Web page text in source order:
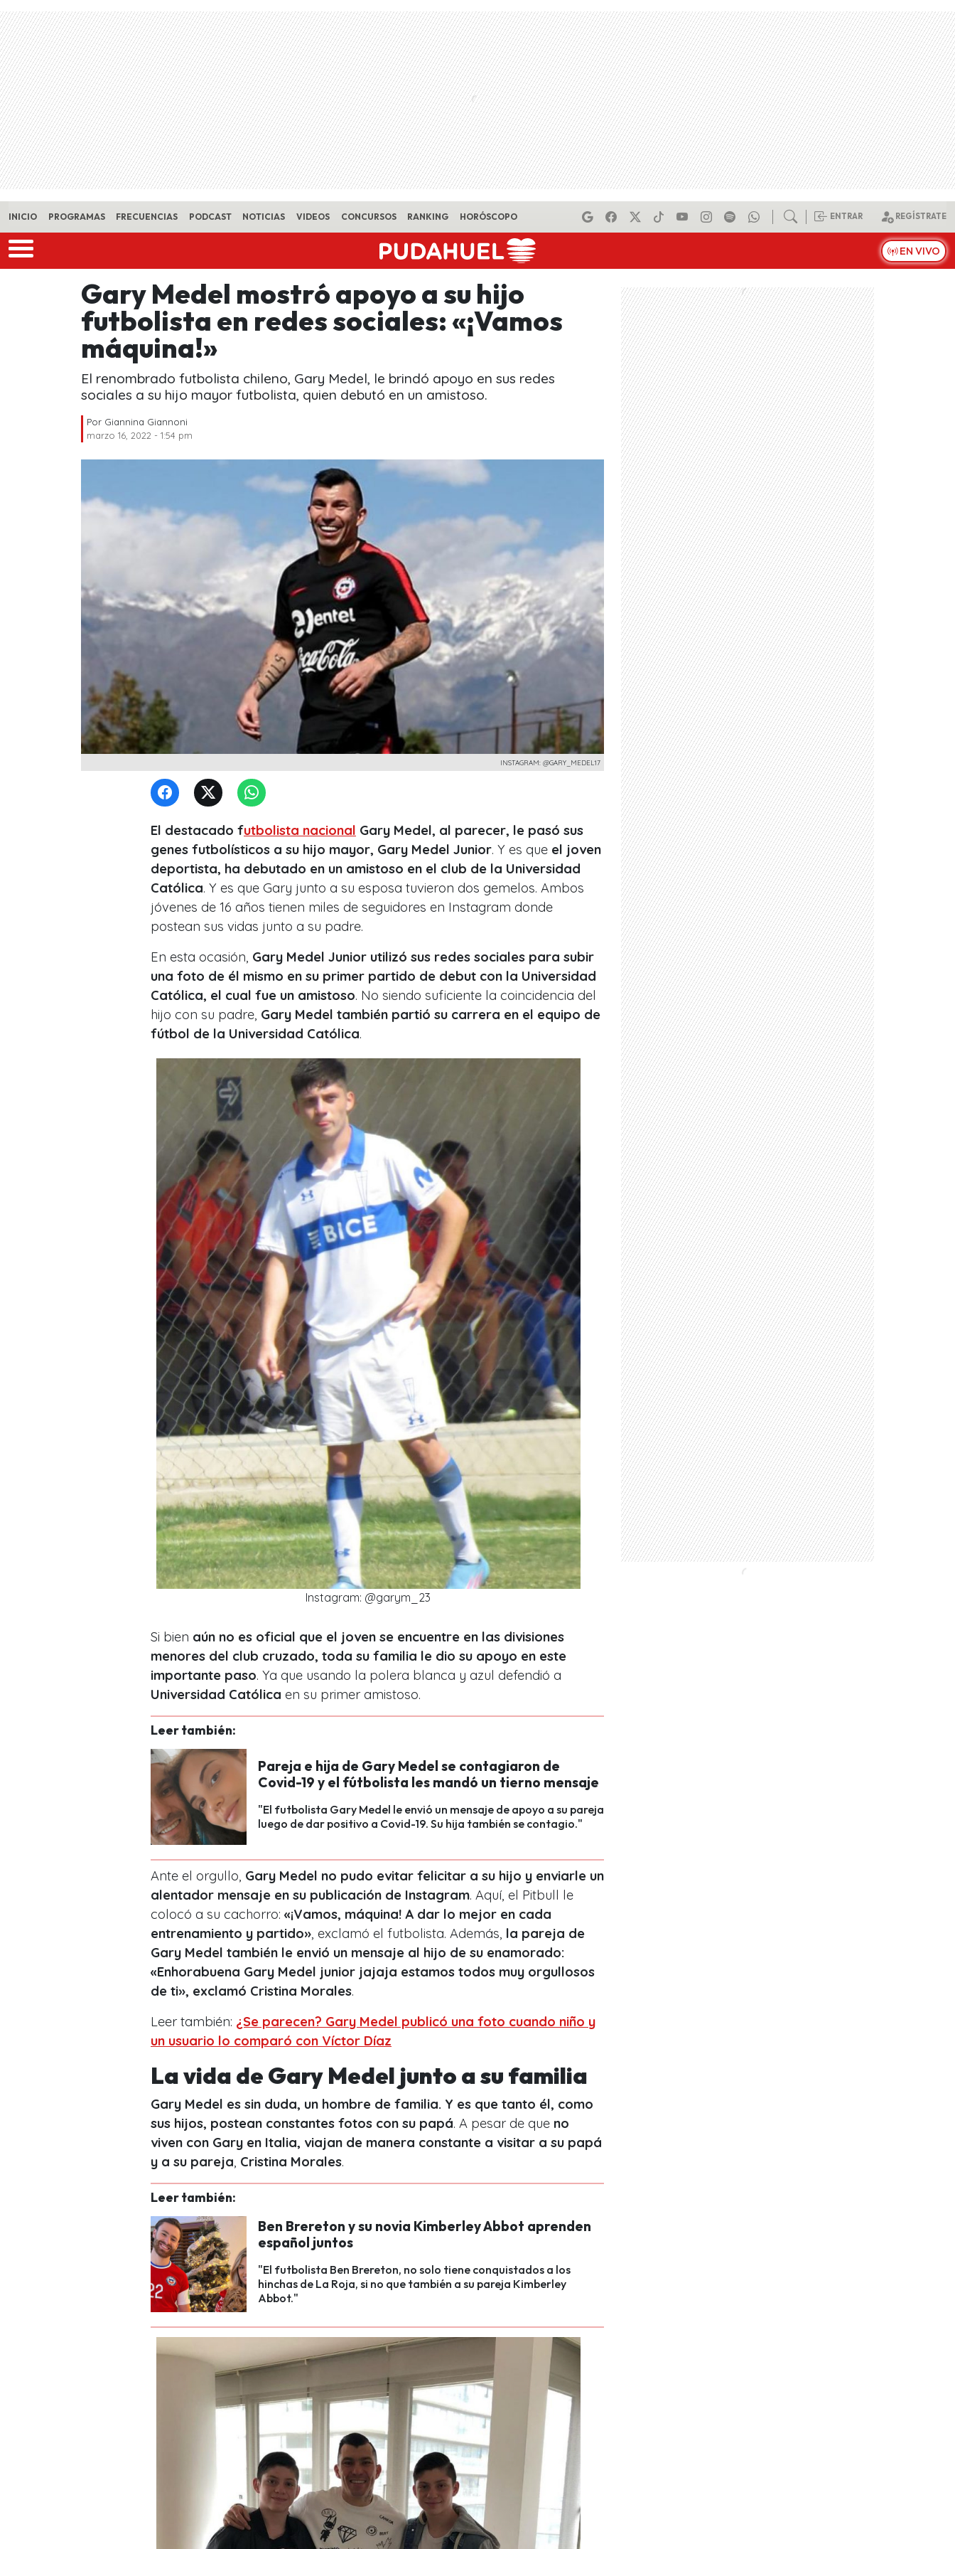
Skip to main content
INICIO PROGRAMAS FRECUENCIAS PODCAST NOTICIAS VIDEOS CONCURSOS RANKING HORÓSCOPO ENTRAR REGÍSTRATE
EN VIVO
Gary Medel mostró apoyo a su hijo
futbolista en redes sociales: «¡Vamos
máquina!»
El renombrado futbolista chileno, Gary Medel, le brindó apoyo en sus redes
sociales a su hijo mayor futbolista, quien debutó en un amistoso.
Por Giannina Giannoni
marzo 16, 2022 - 1:54 pm
INSTAGRAM: @GARY_MEDEL17
El destacado futbolista nacional Gary Medel, al parecer, le pasó sus
genes futbolísticos a su hijo mayor, Gary Medel Junior. Y es que el joven
deportista, ha debutado en un amistoso en el club de la Universidad
Católica. Y es que Gary junto a su esposa tuvieron dos gemelos. Ambos
jóvenes de 16 años tienen miles de seguidores en Instagram donde
postean sus vidas junto a su padre.
En esta ocasión, Gary Medel Junior utilizó sus redes sociales para subir
una foto de él mismo en su primer partido de debut con la Universidad
Católica, el cual fue un amistoso. No siendo suficiente la coincidencia del
hijo con su padre, Gary Medel también partió su carrera en el equipo de
fútbol de la Universidad Católica.
Instagram: @garym_23
Si bien aún no es oficial que el joven se encuentre en las divisiones
menores del club cruzado, toda su familia le dio su apoyo en este
importante paso. Ya que usando la polera blanca y azul defendió a
Universidad Católica en su primer amistoso.
Leer también:
Pareja e hija de Gary Medel se contagiaron de
Covid-19 y el fútbolista les mandó un tierno mensaje
"El futbolista Gary Medel le envió un mensaje de apoyo a su pareja
luego de dar positivo a Covid-19. Su hija también se contagio."
Ante el orgullo, Gary Medel no pudo evitar felicitar a su hijo y enviarle un
alentador mensaje en su publicación de Instagram. Aquí, el Pitbull le
colocó a su cachorro: «¡Vamos, máquina! A dar lo mejor en cada
entrenamiento y partido», exclamó el futbolista. Además, la pareja de
Gary Medel también le envió un mensaje al hijo de su enamorado:
«Enhorabuena Gary Medel junior jajaja estamos todos muy orgullosos
de ti», exclamó Cristina Morales.
Leer también: ¿Se parecen? Gary Medel publicó una foto cuando niño y
un usuario lo comparó con Víctor Díaz
La vida de Gary Medel junto a su familia
Gary Medel es sin duda, un hombre de familia. Y es que tanto él, como
sus hijos, postean constantes fotos con su papá. A pesar de que no
viven con Gary en Italia, viajan de manera constante a visitar a su papá
y a su pareja, Cristina Morales.
Leer también:
Ben Brereton y su novia Kimberley Abbot aprenden
español juntos
"El futbolista Ben Brereton, no solo tiene conquistados a los
hinchas de La Roja, si no que también a su pareja Kimberley
Abbot."